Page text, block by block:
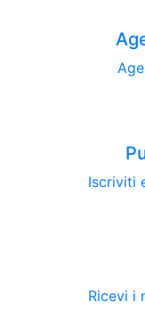
Iscriviti
Ricevi i